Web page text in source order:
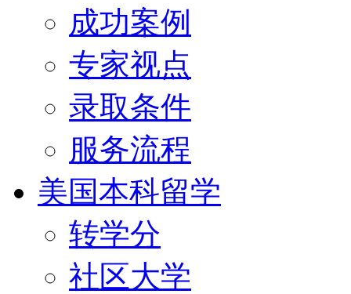
成功案例
专家视点
录取条件
服务流程
美国本科留学
转学分
社区大学